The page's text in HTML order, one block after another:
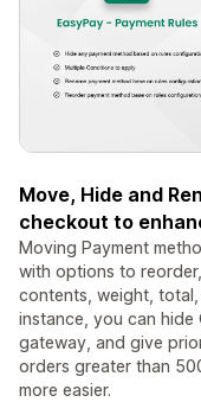
Move, Hide and
checkout to
Moving Payment
with options to
contents, weight,
instance, you can hide
gateway, and give
orders greater than
more easier.